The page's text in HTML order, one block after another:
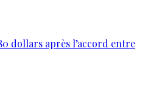
dollars après l’accord entre